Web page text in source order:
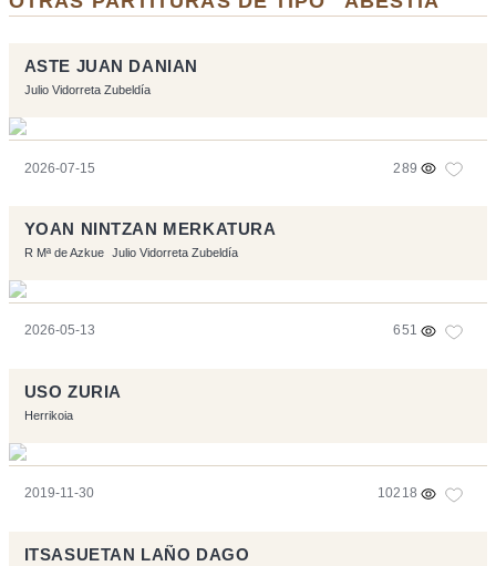
ASTE JUAN DANIAN
Julio Vidorreta Zubeldía
2026-07-15 289
YOAN NINTZAN MERKATURA
R Mª de Azkue Julio Vidorreta Zubeldía
2026-05-13 651
USO ZURIA
Herrikoia
2019-11-30 10218
ITSASUETAN LAÑO DAGO